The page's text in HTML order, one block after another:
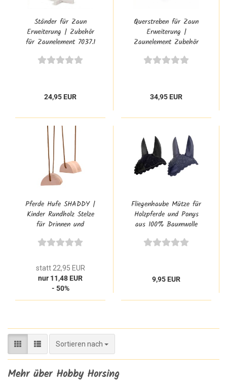
Ständer für Zaun
Erweiterung | Zubehör
für Zaunelement 7037.1
24,95 EUR
Querstreben für Zaun
Erweiterung |
Zaunelement Zubehör
34,95 EUR
Pferde Hufe SHADDY |
Kinder Rundholz Stelze
für Drinnen und
statt 22,95 EUR
nur 11,48 EUR
- 50%
Fliegenhaube Mütze für
Holzpferde und Ponys
aus 100% Baumwolle
9,95 EUR
Sortieren nach
Sortieren nach
Mehr über Hobby Horsing